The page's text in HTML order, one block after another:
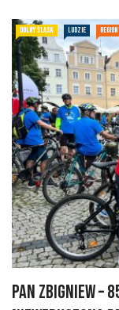
DOLNY ŚLĄSK LUDZIE REGION
Pan Zbigniew –